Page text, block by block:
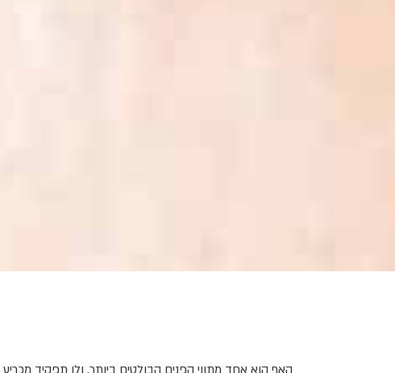
האף הוא אחד מתווי הפנים הבולטים ביותר, ולו תפקיד